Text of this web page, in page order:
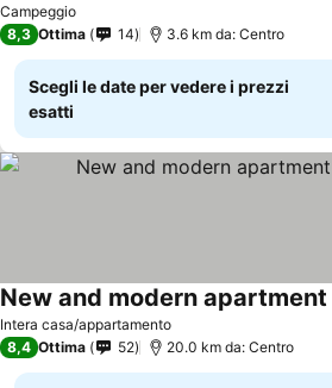
Campeggio
Scopri i prezzi
8,3 Ottima 14 3.6 km da: Centro
Scegli le date per vedere i prezzi
esatti
Intera casa/appartamento
New and modern
8,4 Ottima 52 20.0 km da: Centro